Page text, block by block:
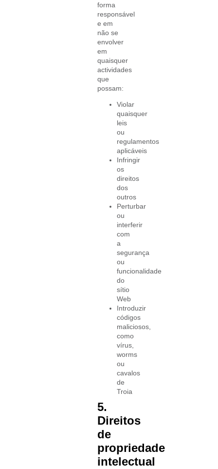
forma
responsável
e em
não se
envolver
em
quaisquer
actividades
que
possam:
Violar
quaisquer
leis
ou
regulamentos
aplicáveis
Infringir
os
direitos
dos
outros
Perturbar
ou
interferir
com
a
segurança
ou
funcionalidade
do
sítio
Web
Introduzir
códigos
maliciosos,
como
vírus,
worms
ou
cavalos
de
Troia
5.
Direitos
de
propriedade
intelectual